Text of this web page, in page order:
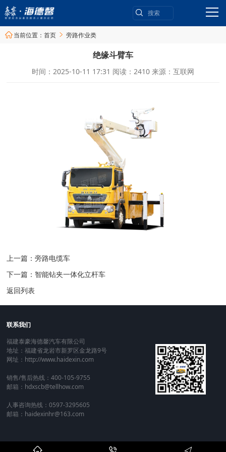
当前位置： 首页  旁路作业类
绝缘斗臂车
时间：2025-10-11 17:31 阅读：2410 来源：互联网
上一篇：旁路电缆车
下一篇：智能钻夹一体化立杆车
返回列表
联系我们
福建泰豪海德馨汽车有限公司
地址：福建省龙岩市新罗区金龙路9号
网址：http://www.haidexin.com
销售/售后热线：400-105-9755
邮箱：hdxscb@tellhow.com
人事咨询热线：0597-3295605
邮箱：haidexinhr@163.com